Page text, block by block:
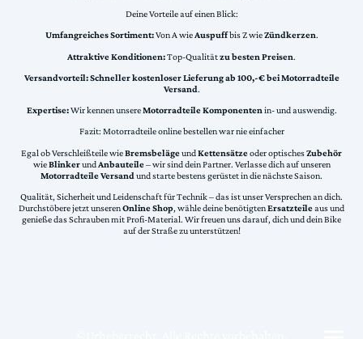
Deine Vorteile auf einen Blick:
Umfangreiches Sortiment:Von A wieAuspuffbis Z wieZündkerzen.
Attraktive Konditionen:Top-Qualitätzu besten Preisen.
Versandvorteil:Schneller kostenloser Lieferung ab 100,-€ bei Motorradteile
Versand.
Expertise:Wir kennen unsereMotorradteile Komponentenin- und auswendig.
Fazit: Motorradteile online bestellen war nie einfacher
Egal ob Verschleißteile wieBremsbelägeundKettensätzeoder optischesZubehör
wieBlinkerundAnbauteile– wir sind dein Partner. Verlasse dich auf unseren
Motorradteile Versand und starte bestens gerüstet in die nächste Saison.
Qualität, Sicherheit und Leidenschaft für Technik – das ist unser Versprechen an dich.
Durchstöbere jetzt unserenOnline Shop, wähle deine benötigtenErsatzteileaus und
genieße das Schrauben mit Profi-Material. Wir freuen uns darauf, dich und dein Bike
auf der Straße zu unterstützen!